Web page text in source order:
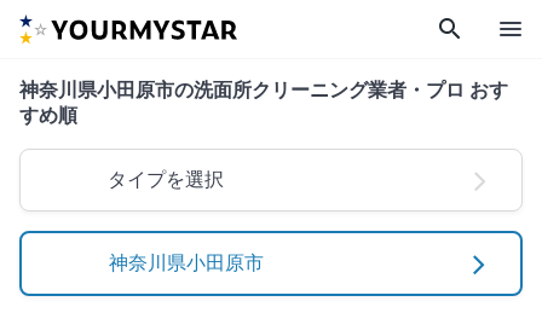
search menu
神奈川県小田原市の洗面所クリーニング業者・プロ おす
すめ順
タイプを選択
神奈川県小田原市